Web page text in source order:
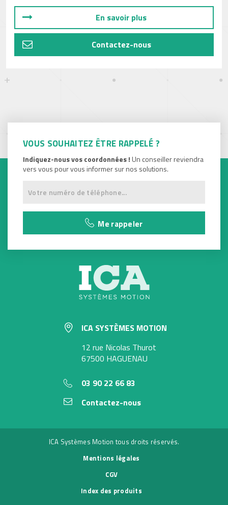
En savoir plus
Contactez-nous
VOUS SOUHAITEZ ÊTRE RAPPELÉ ?
Indiquez-nous vos coordonnées ! Un conseiller reviendra
vers vous pour vous informer sur nos solutions.
Me rappeler
ICA SYSTÈMES MOTION
12 rue Nicolas Thurot
67500 HAGUENAU
03 90 22 66 83
Contactez-nous
ICA Systèmes Motion tous droits réservés.
Mentions légales
CGV
Index des produits